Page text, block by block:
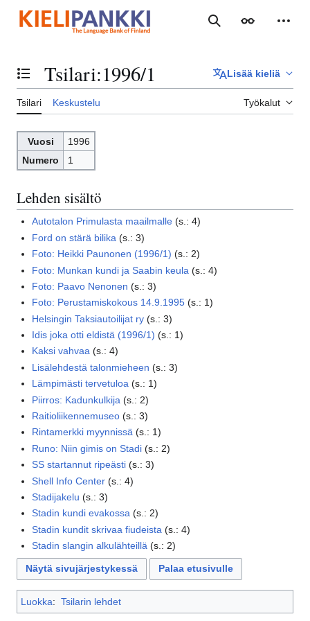
sisältöön
Haku Ulkoasu
Vaihda sisällysluettelo
Tsilari:1996/1 Lisää kieliä
Tsilari Keskustelu Työkalut
Vuosi
1996
Numero
1
Lehden sisältö
Autotalon Primulasta maailmalle (s.:4)
Ford on stärä bilika (s. :3)
Foto: Heikki Paunonen (1996/1) (s. : 2)
Foto: Munkan kundi ja Saabin keula (s. :4)
Foto: Paavo Nenonen (s. :3)
Foto: Perustamiskokous 14.9.1995 (s.: 1)
Helsingin Taksiautoilijat ry (s. :3)
Idis joka otti eldistä (1996/1) (s. : 1)
Kaksi vahvaa (s.:4)
Lisälehdestä talonmieheen (s. :3)
Lämpimästi tervetuloa (s.: 1)
Piirros: Kadunkulkija (s. : 2)
Raitioliikennemuseo (s. :3)
Rintamerkki myynnissä (s.: 1)
Runo: Niin gimis on Stadi (s. : 2)
SS startannut ripeästi (s.:3)
Shell Info Center (s. :4)
Stadijakelu (s. :3)
Stadin kundi evakossa (s.:2)
Stadin kundit skrivaa fiudeista (s. :4)
Stadin slangin alkulähteillä (s. : 2)
Näytä sivujärjestykessä Palaa etusivulle
Luokka: Tsilarin lehdet